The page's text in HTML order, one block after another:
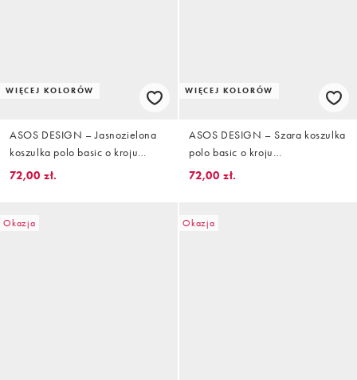
WIĘCEJ KOLORÓW
ASOS DESIGN – Jasnozielona
koszulka polo basic o kroju
podkreślającym sylwetkę
72,00 zł.
WIĘCEJ KOLORÓW
ASOS DESIGN – Szara koszulka
polo basic o kroju
podkreślającym sylwetkę
72,00 zł.
Okazja Okazja